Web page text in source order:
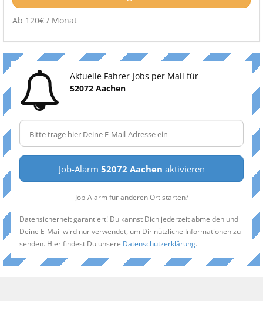
Ab 120€ / Monat
Aktuelle Fahrer-Jobs per Mail für
52072 Aachen
Job-Alarm 52072 Aachen aktivieren
Job-Alarm für anderen Ort starten?
Datensicherheit garantiert! Du kannst Dich jederzeit abmelden und
Deine E-Mail wird nur verwendet, um Dir nützliche Informationen zu
senden. Hier findest Du unsere Datenschutzerklärung.